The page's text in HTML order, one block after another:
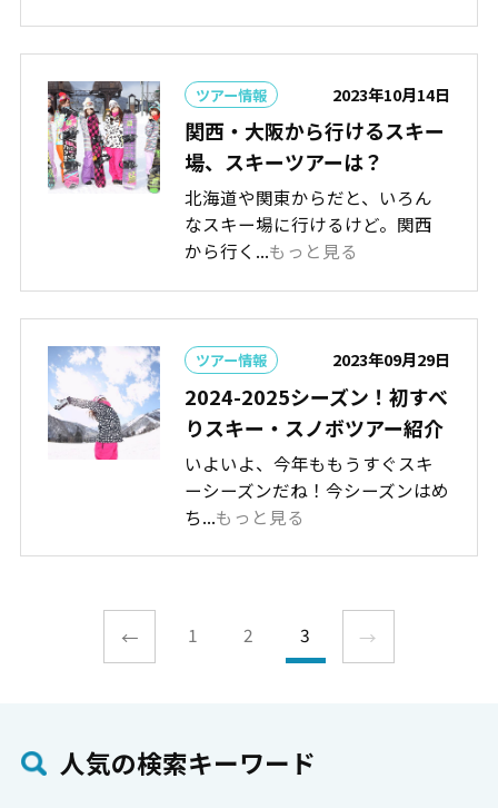
ツアー情報 2023年10月14日
関西・大阪から行けるスキー
場、スキーツアーは？
北海道や関東からだと、いろん
なスキー場に行けるけど。関西
から行く...もっと見る
ツアー情報 2023年09月29日
2024-2025シーズン！初すべ
りスキー・スノボツアー紹介
いよいよ、今年ももうすぐスキ
ーシーズンだね！今シーズンはめ
ち...もっと見る
← 1 2 3 →
⼈気の検索キーワード